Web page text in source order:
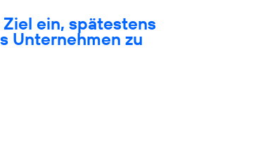
ein, spätestens
Unternehmen zu